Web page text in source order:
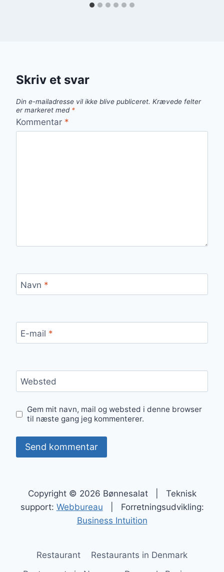
Skriv et svar
Din e-mailadresse vil ikke blive publiceret. Krævede felter
er markeret med *
Kommentar *
Navn *
E-mail *
Websted
Gem mit navn, mail og websted i denne browser
til næste gang jeg kommenterer.
Copyright © 2026 Bønnesalat | Teknisk
support: Webbureau | Forretningsudvikling:
Business Intuition
Restaurant
Restaurants in Denmark